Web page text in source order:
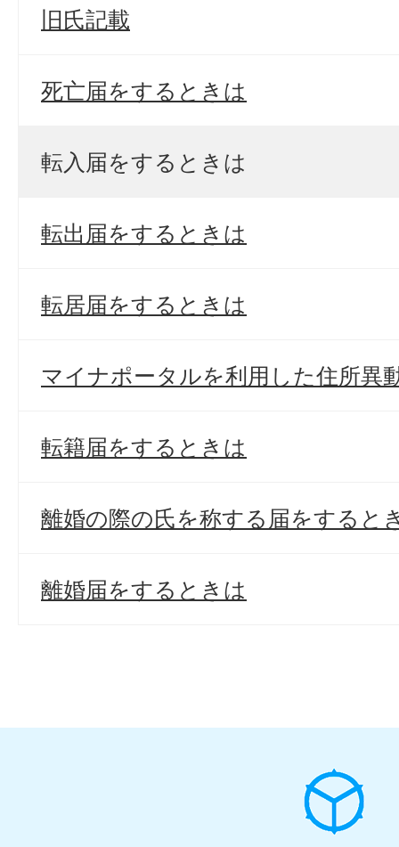
旧氏記載
死亡届をするときは
転入届をするときは
転出届をするときは
転居届をするときは
マイナポータルを利用した住所異
転籍届をするときは
離婚の際の氏を称する届をすると
離婚届をするときは